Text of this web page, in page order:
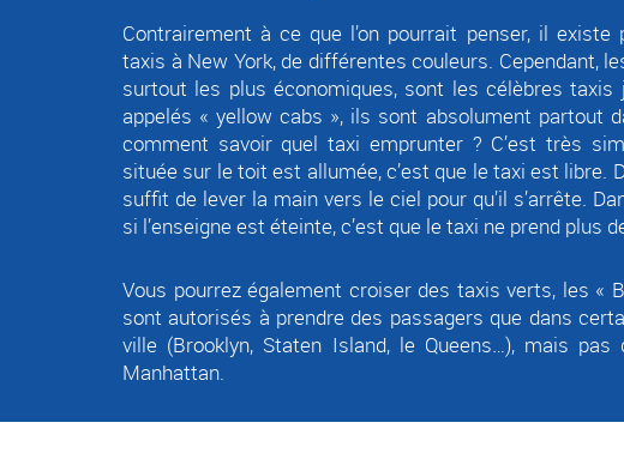
Contrairement à ce que l’on pourrait penser, il existe
taxis à New York, de différentes couleurs. Cependant,
surtout les plus économiques, sont les célèbres taxis
appelés « yellow cabs », ils sont absolument partout
comment savoir quel taxi emprunter ? C’est très
située sur le toit est allumée, c’est que le taxi est libre.
suffit de lever la main vers le ciel pour qu’il s’arrête.
si l’enseigne est éteinte, c’est que le taxi ne prend plus
Vous pourrez également croiser des taxis verts, les «
sont autorisés à prendre des passagers que dans
ville (Brooklyn, Staten Island, le Queens…), mais
Manhattan.